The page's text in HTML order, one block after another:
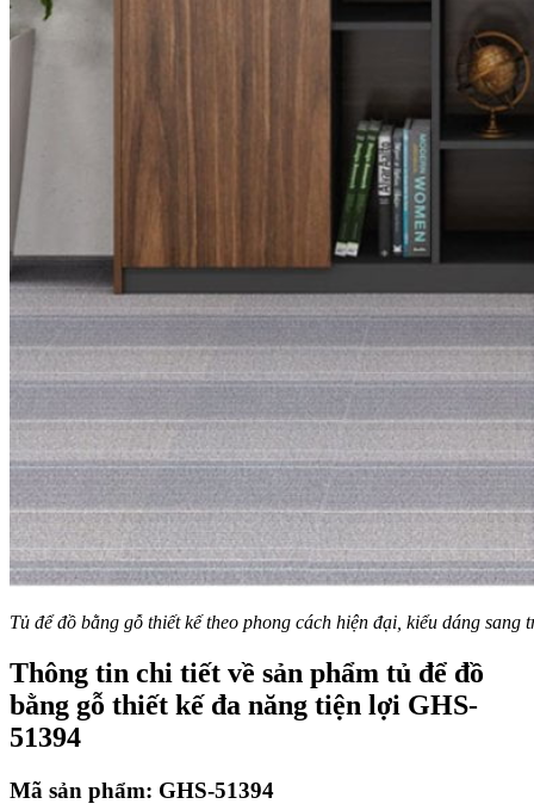
Tủ để đồ bằng gỗ thiết kế theo phong cách hiện đại, kiểu dáng sang
Thông tin chi tiết về sản phẩm tủ để đồ
bằng gỗ thiết kế đa năng tiện lợi GHS-
51394
Mã sản phẩm: GHS-51394